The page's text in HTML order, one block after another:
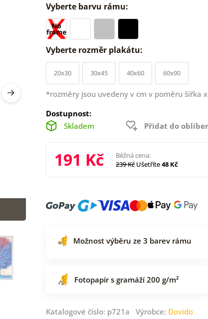
Vyberte barvu rámu:
Vyberte rozměr plakátu:
20x30 30x45 40x60 60x90
*rozměry jsou uvedeny v cm v poměru šířka
Dostupnost:
Skladem
Přidat do
191 Kč
Běžná cena:
239 Kč Ušetříte48 Kč
Možnost výběru ze 3 barev rámu
Fotopapír s gramáží 200 g/m²
Katalogové číslo: p721a Výrobce: Dovido